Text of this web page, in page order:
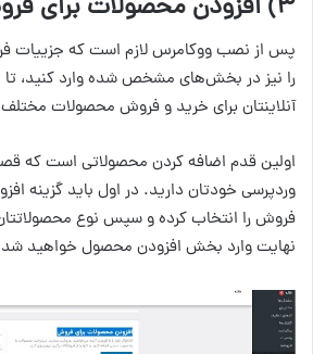
۳) افزودن محصولات برای فروش
پس از نصب ووکامرس لازم است که جزییات
را نیز در بخش‌های مشخص شده وارد کنید، تا
آنلاینتان برای خرید و فروش محصولات
اولین قدم اضافه کردن محصولاتی است که
وردپرسی خودتان دارید. در اول باید گزینه
فروش را انتخاب کرده و سپس نوع
نهایت وارد بخش افزودن محصول خواهید